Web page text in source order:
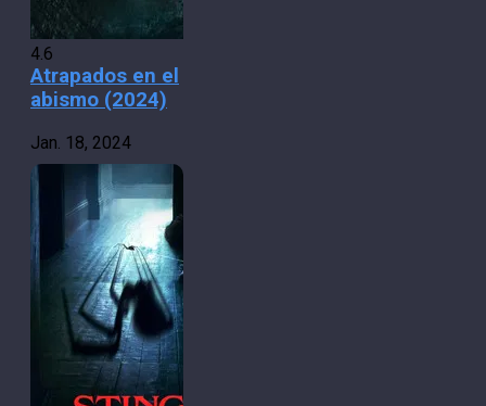
4.6
Atrapados en el
abismo (2024)
Jan. 18, 2024